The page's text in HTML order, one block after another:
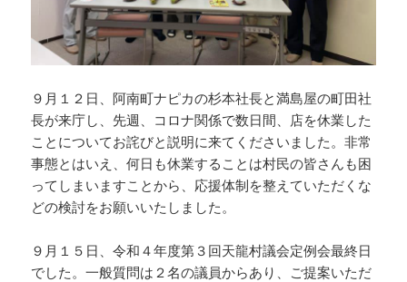
９月１２日、阿南町ナピカの杉本社長と満島屋の町田社
長が来庁し、先週、コロナ関係で数日間、店を休業した
ことについてお詫びと説明に来てくださいました。非常
事態とはいえ、何日も休業することは村民の皆さんも困
ってしまいますことから、応援体制を整えていただくな
どの検討をお願いいたしました。
９月１５日、令和４年度第３回天龍村議会定例会最終日
でした。一般質問は２名の議員からあり、ご提案いただ